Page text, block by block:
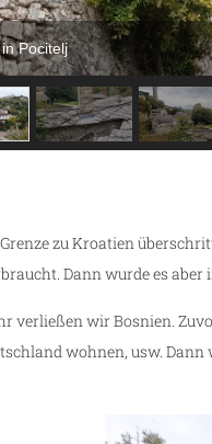
Pocitelj
zu Kroatien
Dann wurde es
verließen wir Bosnien.
wohnen, usw.